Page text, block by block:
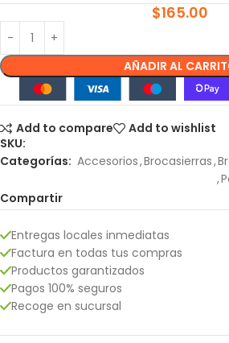
$165.00
AÑADIR AL
Add to compare
Add to wishlist
SKU:
Categorías: Accesorios,Brocasierras,
,
Compartir
Entregas locales inmediatas
Factura en todas tus compras
Productos garantizados
Pagos 100% seguros
Recoge en sucursal